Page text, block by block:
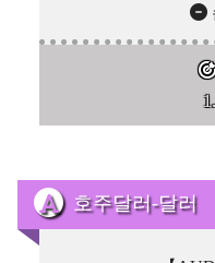
호주달러-달러